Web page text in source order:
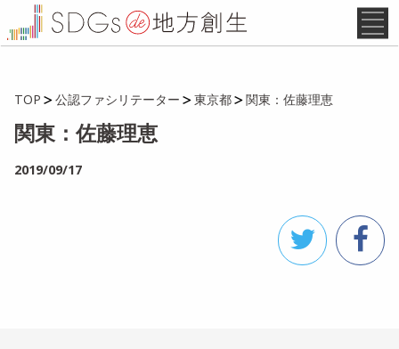
TOP 公認ファシリテーター 東京都 関東：佐藤理恵
関東：佐藤理恵
2019/09/17